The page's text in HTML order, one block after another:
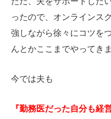
ったので、オンラインス
強しながら徐々にコツを
んとかここまでやってき
今では夫も
『勤務医だった自分も経